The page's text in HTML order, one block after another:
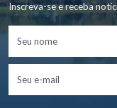
Inscreva-se e receba